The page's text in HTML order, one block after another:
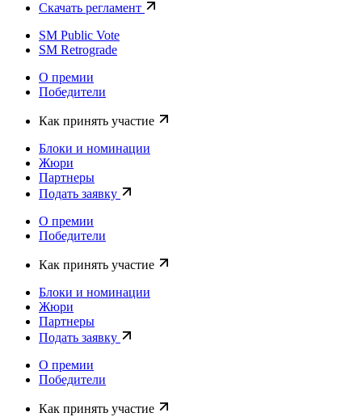
Скачать регламент
SM Public Vote
SM Retrograde
О премии
Победители
Как принять участие
Блоки и номинации
Жюри
Партнеры
Подать заявку
О премии
Победители
Как принять участие
Блоки и номинации
Жюри
Партнеры
Подать заявку
О премии
Победители
Как принять участие